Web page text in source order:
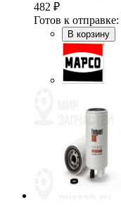
482 ₽
Готов к отправке:
В корзину